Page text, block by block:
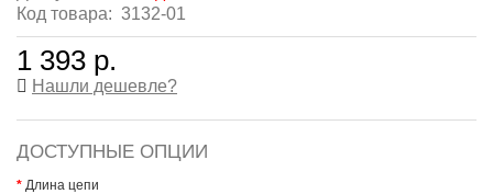
Код товара: 3132-01
1 393 р.
Нашли дешевле?
ДОСТУПНЫЕ ОПЦИИ
Длина цепи